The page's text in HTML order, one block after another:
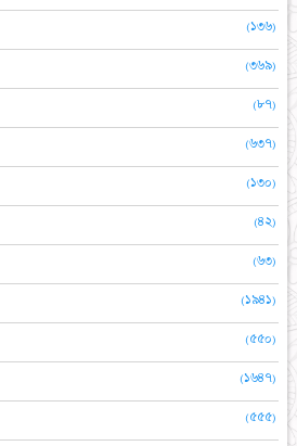
(১৩৬)
(৩৬৯)
(৮৭)
(৬৩৭)
(১৩০)
(৪২)
(৬৩)
(১৯৪১)
(৫৫০)
(১৬৪৭)
(৫৫৫)